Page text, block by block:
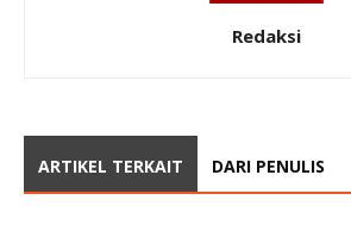
Redaksi
ARTIKEL TERKAIT DARI PENULIS